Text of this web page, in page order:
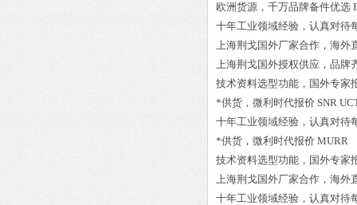
欧洲货源，千万品牌备件优选
十年工业领域经验，认真对待
上海荆戈国外厂家合作，海外
上海荆戈国外授权供应，品牌
技术资料选型功能，国外专家
*供货，微利时代报价 SNR
十年工业领域经验，认真对待
*供货，微利时代报价 MURR
技术资料选型功能，国外专家
上海荆戈国外厂家合作，海外
十年工业领域经验，认真对待